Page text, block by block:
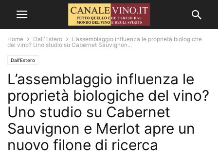
Home Dall'Estero
L’assemblaggio influenza le proprietà biologiche
del vino? Uno studio su Cabernet Sauvignon...
Dall'Estero
L’assemblaggio influenza le
proprietà biologiche del vino?
Uno studio su Cabernet
Sauvignon e Merlot apre un
nuovo filone di ricerca